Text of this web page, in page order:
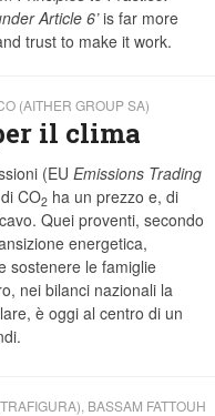
Article 6’is far more
trust to make it work.
(AITHER GROUP SA)
il clima
(EU Emissions Trading
CO2ha un prezzo e, di
Quei proventi, secondo
energetica,
sostenere le famiglie
nei bilanci nazionali la
è oggi al centro di un
BASSAM FATTOUH